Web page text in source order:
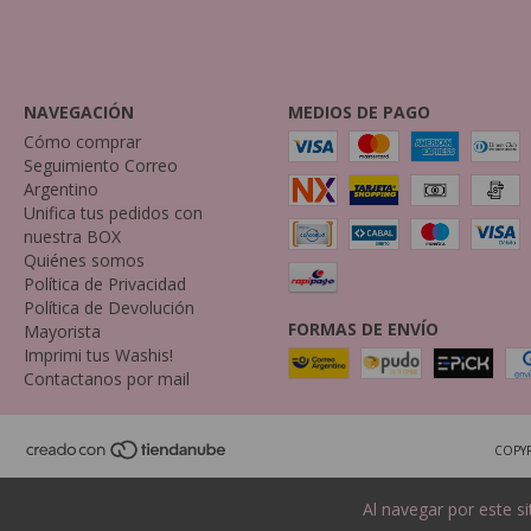
Al navegar por este
NAVEGACIÓN
Cómo comprar
Seguimiento Correo
Argentino
Unifica tus pedidos con
nuestra BOX
Quiénes somos
Política de Privacidad
Política de Devolución
Mayorista
Imprimi tus Washis!
Contactanos por mail
MEDIOS DE PAGO
FORMAS DE ENVÍO